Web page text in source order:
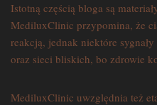
Istotną częścią bloga są
MediluxClinic przypomina, że
reakcją, jednak niektóre
oraz sieci bliskich, bo zdrowie
MediluxClinic uwzględnia też